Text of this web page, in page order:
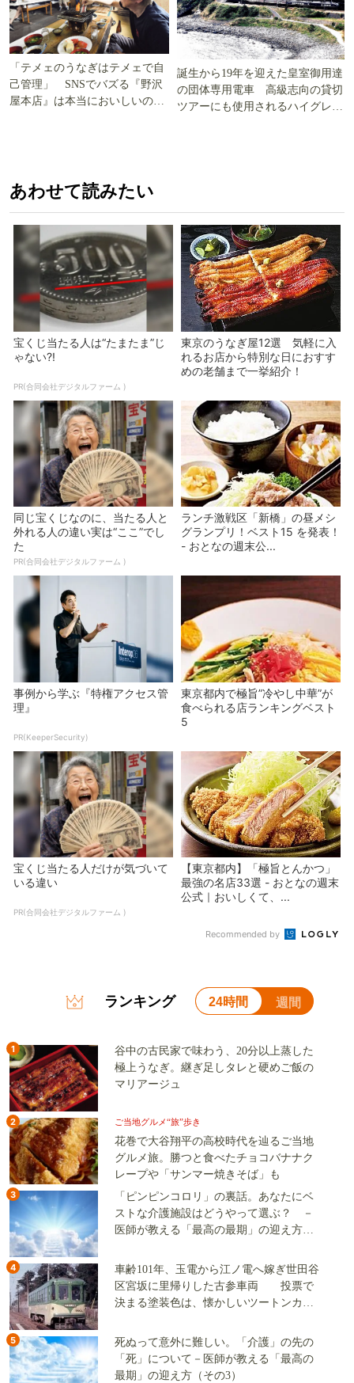
「テメェのうなぎはテメェで自
己管理」 SNSでバズる『野沢
屋本店』は本当においしいの
誕生から19年を迎えた皇室御用達
の団体専用電車 高級志向の貸切
ツアーにも使用されるハイグレー
あわせて読みたい
宝くじ当たる人は“たまたま”じ
ゃない?!
PR(合同会社デジタルファーム )
東京のうなぎ屋12選 気軽に入
れるお店から特別な日におすす
めの老舗まで一挙紹介！
同じ宝くじなのに、当たる人と
外れる人の違い実は“ここ”でし
た
PR(合同会社デジタルファーム )
ランチ激戦区「新橋」の昼メシ
グランプリ！ベスト15 を発表！
- おとなの週末公...
事例から学ぶ『特権アクセス管
理』
PR(KeeperSecurity)
東京都内で極旨”冷やし中華”が
食べられる店ランキングベスト
5
宝くじ当たる人だけが気づいて
いる違い
PR(合同会社デジタルファーム )
【東京都内】「極旨とんかつ」
最強の名店33選 - おとなの週末
公式｜おいしくて、...
Recommended by
ランキング 24時間 週間
1
谷中の古民家で味わう、20分以上蒸した
極上うなぎ。継ぎ足しタレと硬めご飯の
マリアージュ
2 ご当地グルメ“旅”歩き
花巻で大谷翔平の高校時代を辿るご当地
グルメ旅。勝つと食べたチョコバナナク
レープや「サンマー焼きそば」も
3
「ピンピンコロリ」の裏話。あなたにベ
ストな介護施設はどうやって選ぶ？ －
医師が教える「最高の最期」の迎え方
4
車齢101年、玉電から江ノ電へ嫁ぎ世田谷
区宮坂に里帰りした古参車両 投票で
決まる塗装色は、懐かしいツートンカラ
5
死ぬって意外に難しい。「介護」の先の
「死」について－医師が教える「最高の
最期」の迎え方（その3）